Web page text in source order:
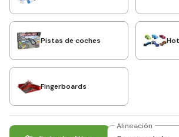
Pistas de coches
Fingerboards
Alineación